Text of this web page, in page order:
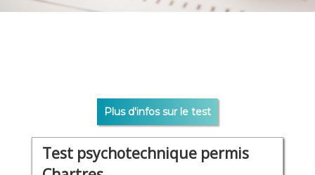
Plus d'infos sur le test
Test psychotechnique permis